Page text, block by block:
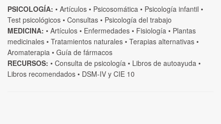
PSICOLOGÍA: • Artículos • Psicosomática • Psicología infantil •
Test psicológicos • Consultas • Psicología del trabajo
MEDICINA: • Artículos • Enfermedades • Fisiología • Plantas
medicinales • Tratamientos naturales • Terapias alternativas •
Aromaterapia • Guía de fármacos
RECURSOS: • Consulta de psicología • Libros de autoayuda •
Libros recomendados • DSM-IV y CIE 10